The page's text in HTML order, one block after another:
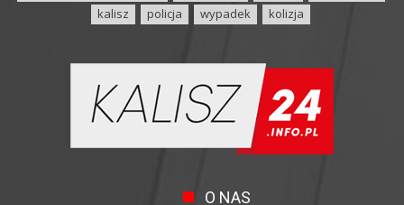
kalisz
policja wypadek kolizja
O NAS